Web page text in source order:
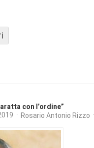
con l’ordine”
Rosario Antonio Rizzo